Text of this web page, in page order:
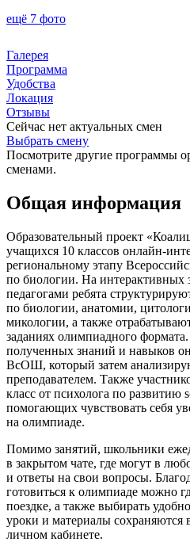
ещё 7 фото
Галерея
Программа
Удобства
Локация
Отзывы
Сейчас нет актуальных смен
Выбрать смену
Посмотрите другие программы
сменами.
Общая информация
Образовательный проект
учащихся 10 классов онлайн-
региональному этапу
по биологии. На интерактивных
педагогами ребята
по биологии, анатомии,
микологии, а также
заданиях олимпиадного
полученных знаний и навыков
ВсОШ, который затем
преподавателем. Также
класс от психолога по
помогающих чувствовать себя
на олимпиаде.
Помимо занятий, школьники
в закрытом чате, где могут в
и ответы на свои вопросы.
готовиться к олимпиаде можно
поездке, а также выбирать
уроки и материалы сохраняются
личном кабинете.